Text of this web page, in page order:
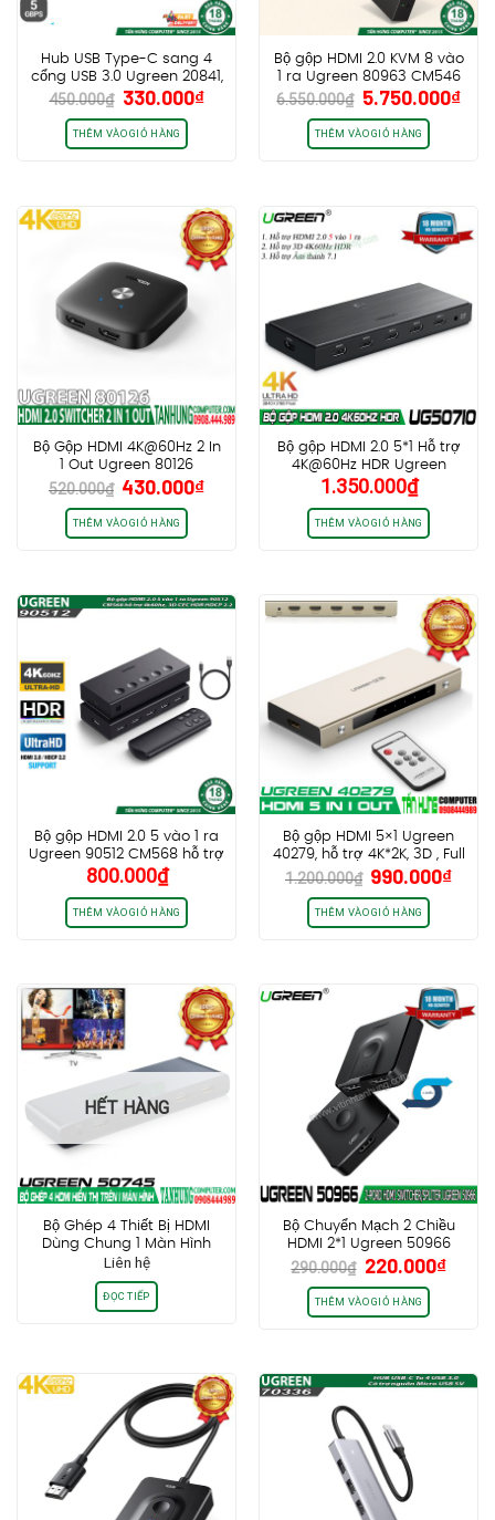
Hub USB Type-C sang 4
cổng USB 3.0 Ugreen 20841,
Vỏ nhôm, dây bọc dù
450.000₫ Giá
gốc
là:
450.000₫.
330.000₫Giá
THÊM VÀO GIỎ HÀNG
Bộ gộp HDMI 2.0 KVM 8 vào
1 ra Ugreen 80963 CM546
hỗ trợ 4K60hz, Hotkey +
Kèm dây USB + HDMI
6.550.000₫ Giá
gốc
là:
6.550.000₫.
5.750.000₫Giá
THÊM VÀO GIỎ HÀNG
Bộ Gộp HDMI 4K@60Hz 2 In
1 Out Ugreen 80126
520.000₫ Giá
gốc
là:
520.000₫.
430.000₫Giá
THÊM VÀO GIỎ HÀNG
Bộ gộp HDMI 2.0 5*1 Hỗ trợ
4K@60Hz HDR Ugreen
50710
1.350.000₫
THÊM VÀO GIỎ HÀNG
Bộ gộp HDMI 2.0 5 vào 1 ra
Ugreen 90512 CM568 hỗ trợ
4k60hz, 3D CEC HDR HDCP
800.000₫
THÊM VÀO GIỎ HÀNG
Bộ gộp HDMI 5×1 Ugreen
40279, hỗ trợ 4K*2K, 3D , Full
HD
1.200.000₫ Giá
gốc
là:
1.200.000₫.
990.000₫Giá
THÊM VÀO GIỎ HÀNG
HẾT HÀNG
Bộ Ghép 4 Thiết Bị HDMI
Dùng Chung 1 Màn Hình
Ugreen 50745
Liên hệ
ĐỌC TIẾP
Bộ Chuyển Mạch 2 Chiều
HDMI 2*1 Ugreen 50966
290.000₫ Giá
gốc
là:
290.000₫.
220.000₫Giá
THÊM VÀO GIỎ HÀNG